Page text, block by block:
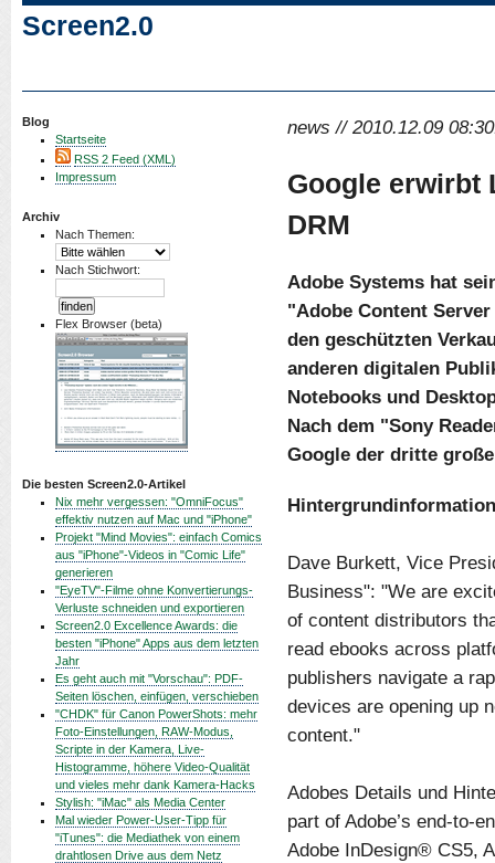
Screen2.0
Blog
Startseite
RSS 2 Feed (XML)
Impressum
Archiv
Nach Themen:
Nach Stichwort:
Flex Browser (beta)
Die besten Screen2.0-Artikel
Nix mehr vergessen: "OmniFocus"
effektiv nutzen auf Mac und "iPhone"
Projekt "Mind Movies": einfach Comics
aus "iPhone"-Videos in "Comic Life"
generieren
"EyeTV"-Filme ohne Konvertierungs-
Verluste schneiden und exportieren
Screen2.0 Excellence Awards: die
besten "iPhone" Apps aus dem letzten
Jahr
Es geht auch mit "Vorschau": PDF-
Seiten löschen, einfügen, verschieben
"CHDK" für Canon PowerShots: mehr
Foto-Einstellungen, RAW-Modus,
Scripte in der Kamera, Live-
Histogramme, höhere Video-Qualität
und vieles mehr dank Kamera-Hacks
Stylish: "iMac" als Media Center
Mal wieder Power-User-Tipp für
"iTunes": die Mediathek von einem
drahtlosen Drive aus dem Netz
news // 2010.12.09
Google erwirbt
DRM
Adobe Systems hat
"Adobe Content
den geschützten
anderen digitalen
Notebooks und
Nach dem "Sony
Google der dritte
Dave Burkett, Vice
Business": "We are
of content distributors
read ebooks across
publishers navigate a
devices are opening up
content."
Adobes Details und
part of Adobe’s end-to-
Adobe InDesign® CS5,